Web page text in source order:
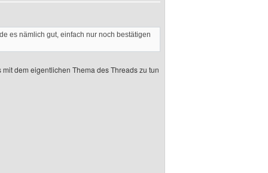
es nämlich gut, einfach nur noch bestätigen
dem eigentlichen Thema des Threads zu tun